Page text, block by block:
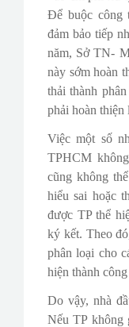
Để buộc công
đảm bảo tiếp
năm, Sở TN-
này sớm hoàn
thải thành
phải hoàn thiện
Việc một số
TPHCM
cũng không
hiểu sai hoặc
được TP thể
ký kết. Theo
phân loại cho
hiện thành
Do vậy, nhà
Nếu TP không